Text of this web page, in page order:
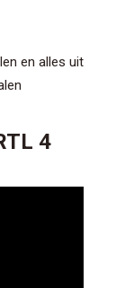
en alles uit
4